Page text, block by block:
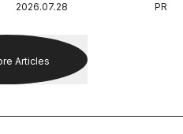
戦を夢見るランナーたちの奮闘
2026.07.28 PR
Articles